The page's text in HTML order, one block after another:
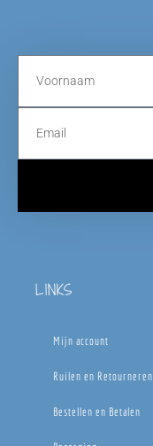
LINKS
Mijn account
Ruilen en Retourneren
Bestellen en Betalen